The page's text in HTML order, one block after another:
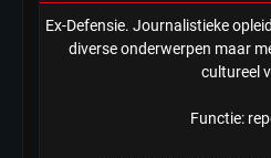
Ex-Defensie. Journalistieke
diverse onderwerpen maar
cultureel
Functie: